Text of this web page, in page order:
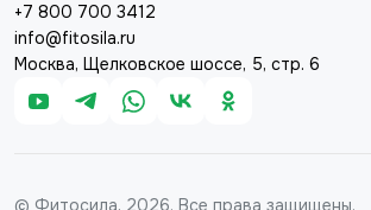
+7 800 700 3412
info@fitosila.ru
Москва, Щелковское шоссе, 5, стр. 6
© Фитосила, 2026. Все права защищены.